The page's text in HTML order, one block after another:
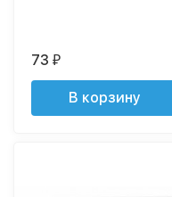
73₽
В корзину